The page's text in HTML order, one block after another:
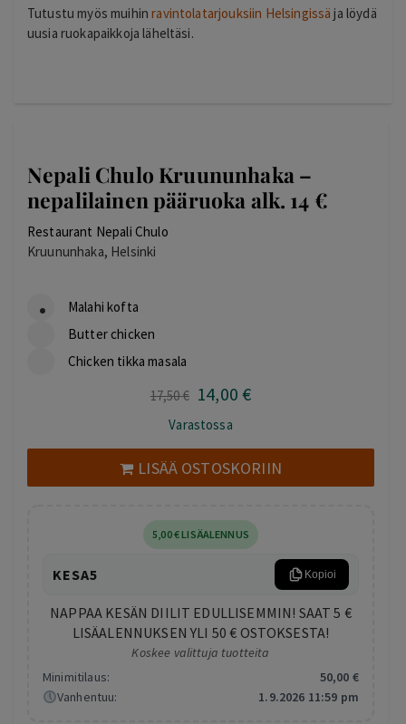
Tutustu myös muihinravintolatarjouksiin Helsingissä ja löydä
uusia ruokapaikkoja läheltäsi.
Nepali Chulo Kruununhaka –
nepalilainen pääruoka alk. 14 €
Restaurant Nepali Chulo
Kruununhaka, Helsinki
Malahi kofta
Butter chicken
Chicken tikka masala
17,50€ Alkuperäinen
oli:
17,50 €.
14,00 €Nykyinen
14,00 €.
Varastossa
LISÄÄ OSTOSKORIIN
5,00€LISÄALENNUS
KESA5 Kopioi
NAPPAA KESÄN DIILIT EDULLISEMMIN! SAAT 5 €
LISÄALENNUKSEN YLI 50 € OSTOKSESTA!
Koskee valittuja tuotteita
Minimitilaus:
50,00 €
Vanhentuu:
1.9.2026 11:59 pm